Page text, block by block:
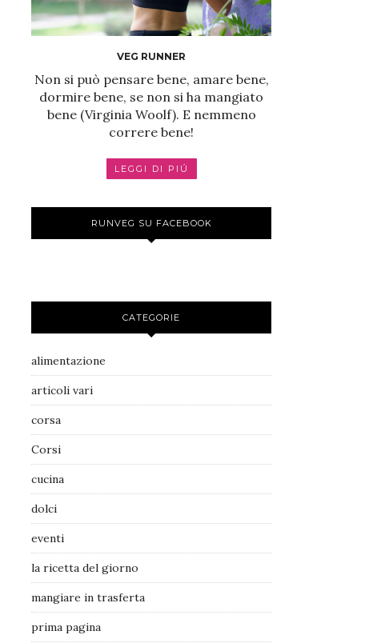
VEG RUNNER
Non si può pensare bene, amare bene,
dormire bene, se non si ha mangiato
bene (Virginia Woolf). E nemmeno
correre bene!
LEGGI DI PIÚ
RUNVEG SU FACEBOOK
CATEGORIE
alimentazione
articoli vari
corsa
Corsi
cucina
dolci
eventi
la ricetta del giorno
mangiare in trasferta
prima pagina